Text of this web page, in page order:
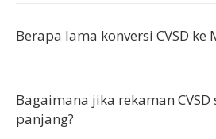
Berapa lama konversi CVSD ke
Bagaimana jika rekaman CVSD
panjang?